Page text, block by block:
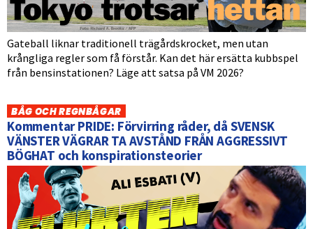
Gateball liknar traditionell trägårdskrocket, men utan
krångliga regler som få förstår. Kan det här ersätta kubbspel
från bensinstationen? Läge att satsa på VM 2026?
BÅG OCH REGNBÅGAR
Kommentar PRIDE: Förvirring råder, då SVENSK
VÄNSTER VÄGRAR TA AVSTÅND FRÅN AGGRESSIVT
BÖGHAT och konspirationsteorier